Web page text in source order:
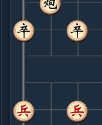
.....车１进１
6. 车九平八
.....车１平６
7. 车八进五
8. 马七进六
.....士６进５
9. 马二进三